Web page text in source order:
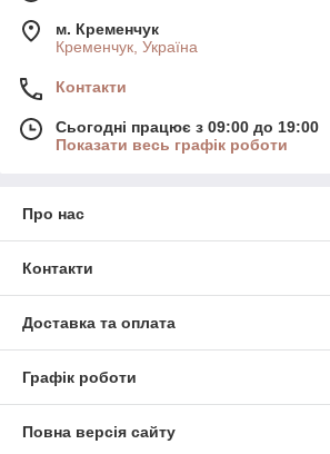
м. Кременчук
Кременчук, Україна
Контакти
Сьогодні працює з 09:00 до 19:00
Показати весь графік роботи
Про нас
Контакти
Доставка та оплата
Графік роботи
Повна версія сайту